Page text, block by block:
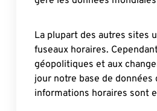
La plupart des autres sites
fuseaux horaires.
géopolitiques et aux
jour notre base de
informations horaires sont